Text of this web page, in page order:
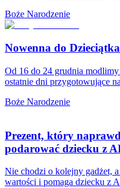
Boże Narodzenie
Nowenna do
Od 16 do 24 grudnia
ostatnie dni przygotowujące
Boże Narodzenie
Prezent, który
podarować dziecku z
Nie chodzi o kolejny gadżet,
wartości i pomaga dziecku z